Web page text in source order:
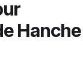
Hanche